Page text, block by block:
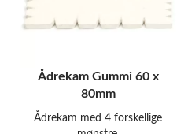
Ådrekam Gummi 60 x
80mm
Ådrekam med 4 forskellige